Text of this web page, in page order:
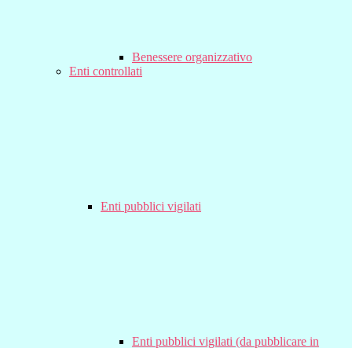
Benessere organizzativo
Enti controllati
Enti pubblici vigilati
Enti pubblici vigilati (da pubblicare in